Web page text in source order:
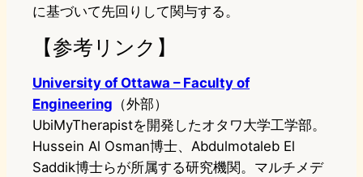
に基づいて先回りして関与する。
【参考リンク】
University of Ottawa – Faculty of
Engineering （外部）
UbiMyTherapistを開発したオタワ大学工学部。
Hussein Al Osman博士、Abdulmotaleb El
Saddik博士らが所属する研究機関。マルチメデ